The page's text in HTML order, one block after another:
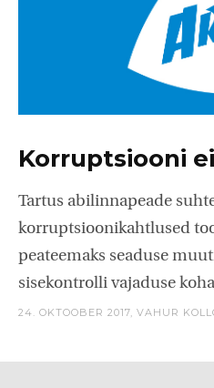
Korruptsiooni
Tartus abilinnapeade
korruptsioonikahtlused
peateemaks seaduse
sisekontrolli vajaduse
24. OKTOOBER 2017, VAHUR